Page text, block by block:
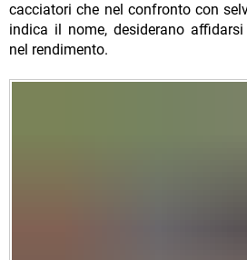
cacciatori che nel confronto con
indica il nome, desiderano
nel rendimento.